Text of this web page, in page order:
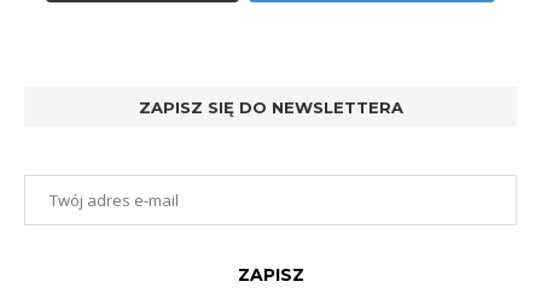
ZAPISZ SIĘ DO NEWSLETTERA